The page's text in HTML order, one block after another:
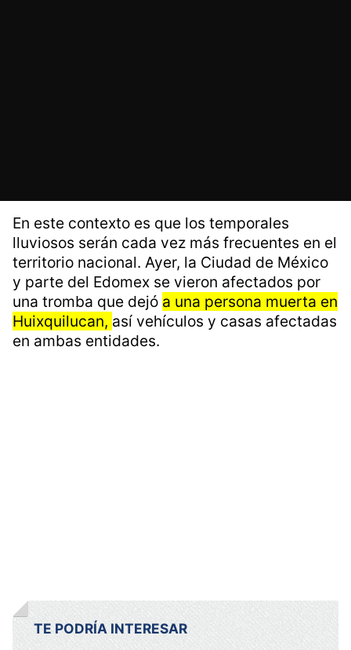
En este contexto es que los temporales
lluviosos serán cada vez más frecuentes en el
territorio nacional. Ayer, la Ciudad de México
y parte del Edomex se vieron afectados por
una tromba que dejó a una persona muerta en
Huixquilucan, así vehículos y casas afectadas
en ambas entidades.
TE PODRÍA INTERESAR